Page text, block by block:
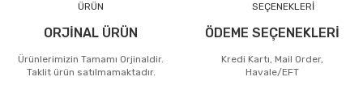
ORJİNAL ÜRÜN
Ürünlerimizin Tamamı Orjinaldir.
Taklit ürün satılmamaktadır.
ÖDEME SEÇENEKLERİ
Kredi Kartı, Mail Order,
Havale/EFT